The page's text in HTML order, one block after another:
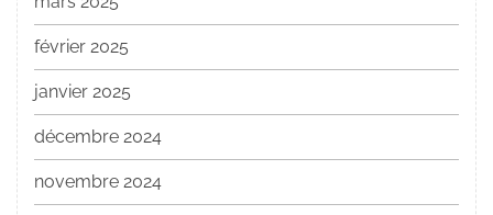
février 2025
janvier 2025
décembre 2024
novembre 2024